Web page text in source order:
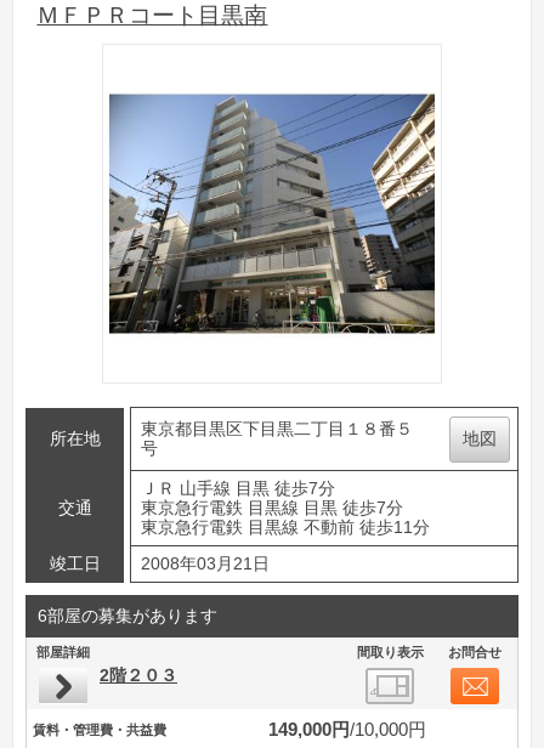
ＭＦＰＲコート目黒南
所在地
東京都目黒区下目黒二丁目１８番５
号
地図
交通
ＪＲ 山手線 目黒 徒歩7分
東京急行電鉄 目黒線 目黒 徒歩7分
東京急行電鉄 目黒線 不動前 徒歩11分
竣工日
2008年03月21日
6部屋の募集があります
部屋詳細 間取り表示 お問合せ
2階２０３
賃料・管理費・共益費 149,000円 10,000円